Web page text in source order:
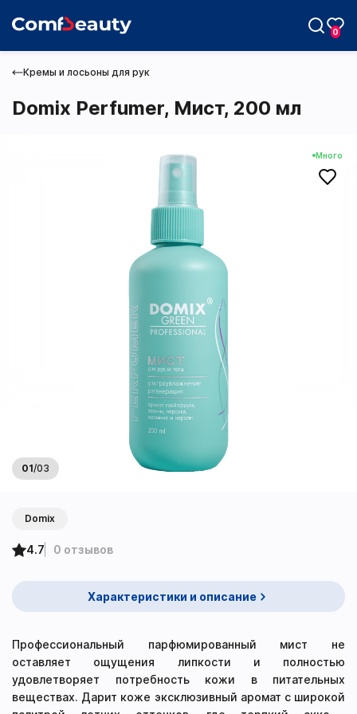
0
Кремы и лосьоны для рук
Domix Perfumer, Мист, 200 мл
01/03
Много
Domix
4.7 0 отзывов
Характеристики и описание
Профессиональный парфюмированный мист не
оставляет ощущения липкости и полностью
удовлетворяет потребность кожи в питательных
веществах. Дарит коже эксклюзивный аромат с широкой